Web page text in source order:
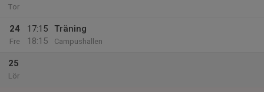
Tor
24
Fre
17:15
18:15
Träning
Campushallen
25
Lör